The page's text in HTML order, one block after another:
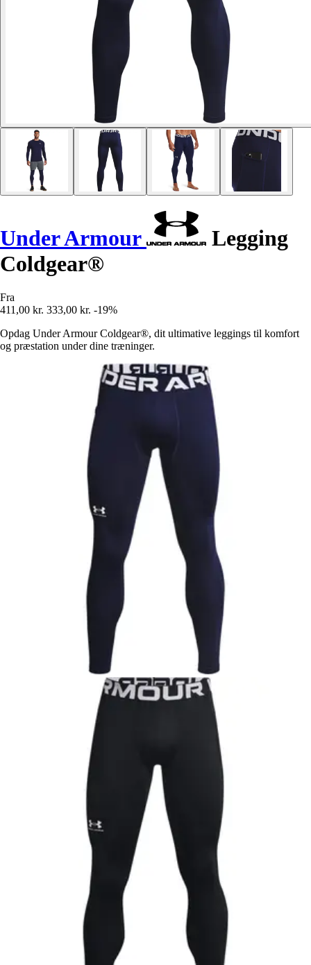
Under Armour
Legging
Coldgear®
Fra
411,00 kr. 333,00 kr. -19%
Opdag Under Armour Coldgear®, dit ultimative leggings til komfort
og præstation under dine træninger.